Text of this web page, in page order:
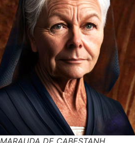
MARAUDA DE CABESTANH